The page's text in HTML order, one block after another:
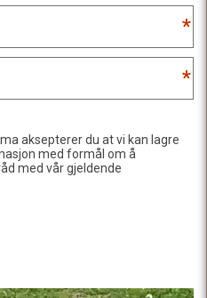
*
*
aksepterer du at vi kan lagre
med formål om å
med vår gjeldende